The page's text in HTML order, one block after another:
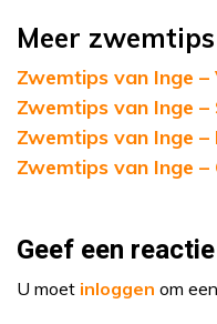
Meer
Zwemtips van Inge
Zwemtips van Inge –
Zwemtips van Inge
Zwemtips van Inge –
Geef een reactie
U moet inloggen om